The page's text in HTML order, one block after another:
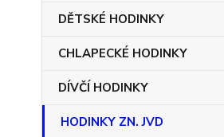
DĚTSKÉ HODINKY
CHLAPECKÉ HODINKY
DÍVČÍ HODINKY
HODINKY ZN. JVD